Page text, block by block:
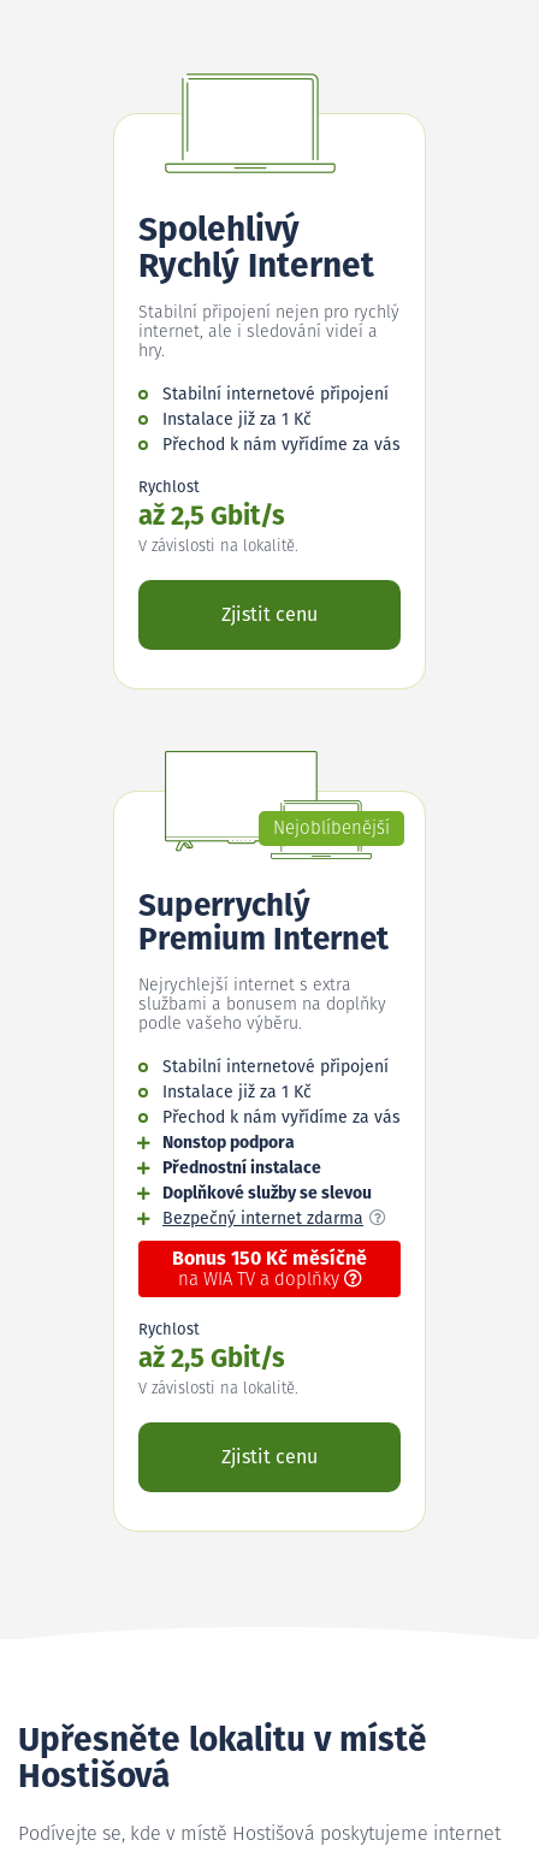
Spolehlivý
Rychlý Internet
Stabilní připojení nejen pro rychlý
internet, ale i sledování videí a
hry.
Stabilní internetové připojení
Instalace již za 1 Kč
Přechod k nám vyřídíme za vás
Rychlost
až 2,5 Gbit/s
V závislosti na lokalitě.
Zjistit cenu
Nejoblíbenější
Superrychlý
Premium Internet
Nejrychlejší internet s extra
službami a bonusem na doplňky
podle vašeho výběru.
Stabilní internetové připojení
Instalace již za 1 Kč
Přechod k nám vyřídíme za vás
Nonstop podpora
Přednostní instalace
Doplňkové služby se slevou
Bezpečný internet zdarma
Bonus 150 Kč měsíčně
na WIA TV a doplňky
Rychlost
až 2,5 Gbit/s
V závislosti na lokalitě.
Zjistit cenu
Upřesněte lokalitu v místě
Hostišová
Podívejte se, kde v místě Hostišová poskytujeme internet